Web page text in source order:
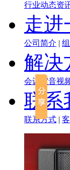
行业动态资
走进
公司简介 |
解决
会议室音视
联系
联系方式 |